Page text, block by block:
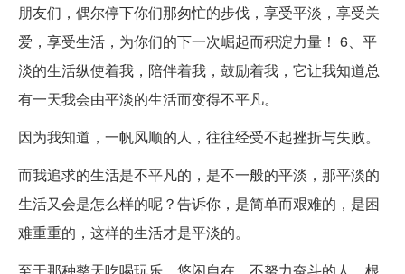
朋友们，偶尔停下你们那匆忙的步伐，享受平淡，享受关
爱，享受生活，为你们的下一次崛起而积淀力量！ 6、平
淡的生活纵使着我，陪伴着我，鼓励着我，它让我知道总
有一天我会由平淡的生活而变得不平凡。
因为我知道，一帆风顺的人，往往经受不起挫折与失败。
而我追求的生活是不平凡的，是不一般的平淡，那平淡的
生活又会是怎么样的呢？告诉你，是简单而艰难的，是困
难重重的，这样的生活才是平淡的。
至于那种整天吃喝玩乐，悠闲自在，不努力奋斗的人，根